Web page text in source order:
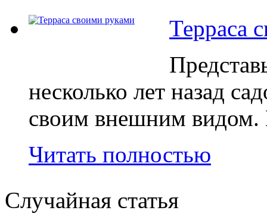
Терраса
несколько лет назад
своим внешним
Читать полностью
Случайная статья